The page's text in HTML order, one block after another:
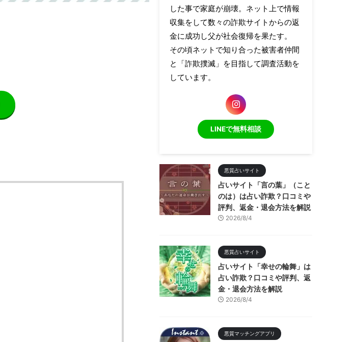
した事で家庭が崩壊。ネット上で情報
収集をして数々の詐欺サイトからの返
金に成功し父が社会復帰を果たす。
その頃ネットで知り合った被害者仲間
と「詐欺撲滅」を目指して調査活動を
しています。
LINEで無料相談
悪質占いサイト
占いサイト「言の葉」（こと
のは）は占い詐欺？口コミや
評判、返金・退会方法を解説
2026/8/4
悪質占いサイト
占いサイト「幸せの輪舞」は
占い詐欺？口コミや評判、返
金・退会方法を解説
2026/8/4
悪質マッチングアプリ